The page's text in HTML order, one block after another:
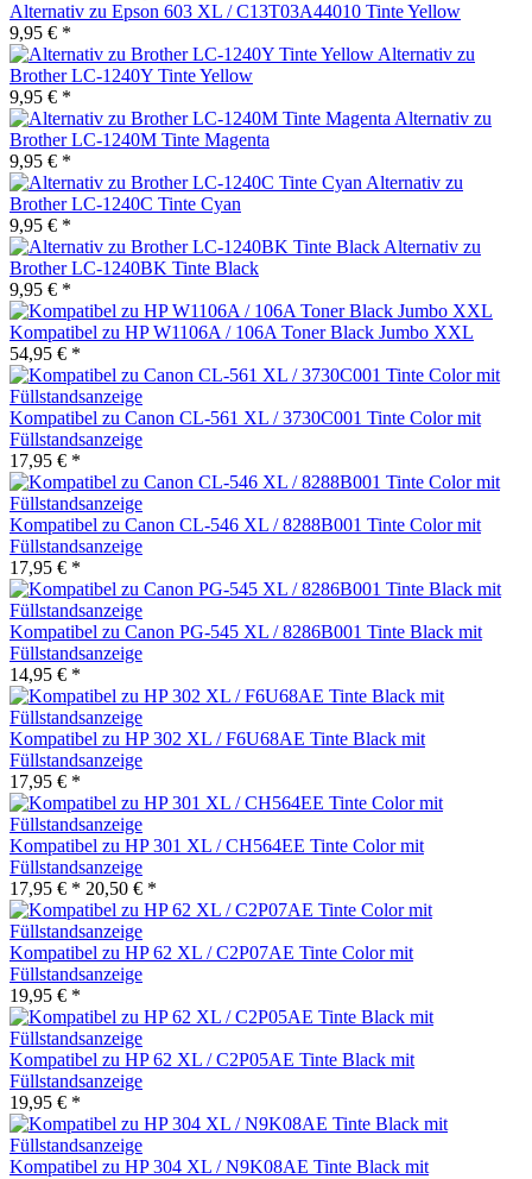
Alternativ zu Epson 603 XL / C13T03A44010 Tinte Yellow
9,95 € *
Alternativ zu
Brother LC-1240Y Tinte Yellow
9,95 € *
Alternativ zu
Brother LC-1240M Tinte Magenta
9,95 € *
Alternativ zu
Brother LC-1240C Tinte Cyan
9,95 € *
Alternativ zu
Brother LC-1240BK Tinte Black
9,95 € *
Kompatibel zu HP W1106A / 106A Toner Black Jumbo XXL
54,95 € *
Kompatibel zu Canon CL-561 XL / 3730C001 Tinte Color mit
Füllstandsanzeige
17,95 € *
Kompatibel zu Canon CL-546 XL / 8288B001 Tinte Color mit
Füllstandsanzeige
17,95 € *
Kompatibel zu Canon PG-545 XL / 8286B001 Tinte Black mit
Füllstandsanzeige
14,95 € *
Kompatibel zu HP 302 XL / F6U68AE Tinte Black mit
Füllstandsanzeige
17,95 € *
Kompatibel zu HP 301 XL / CH564EE Tinte Color mit
Füllstandsanzeige
17,95 € * 20,50 € *
Kompatibel zu HP 62 XL / C2P07AE Tinte Color mit
Füllstandsanzeige
19,95 € *
Kompatibel zu HP 62 XL / C2P05AE Tinte Black mit
Füllstandsanzeige
19,95 € *
Kompatibel zu HP 304 XL / N9K08AE Tinte Black mit